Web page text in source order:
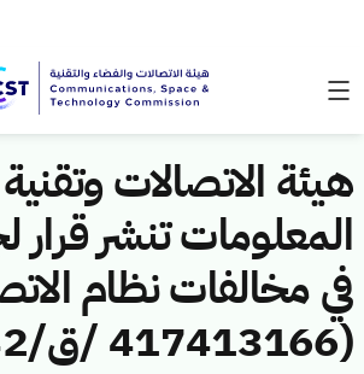
هيئة الاتصالات وتقنية
المعلومات تنشر قرار
في مخالفات نظام